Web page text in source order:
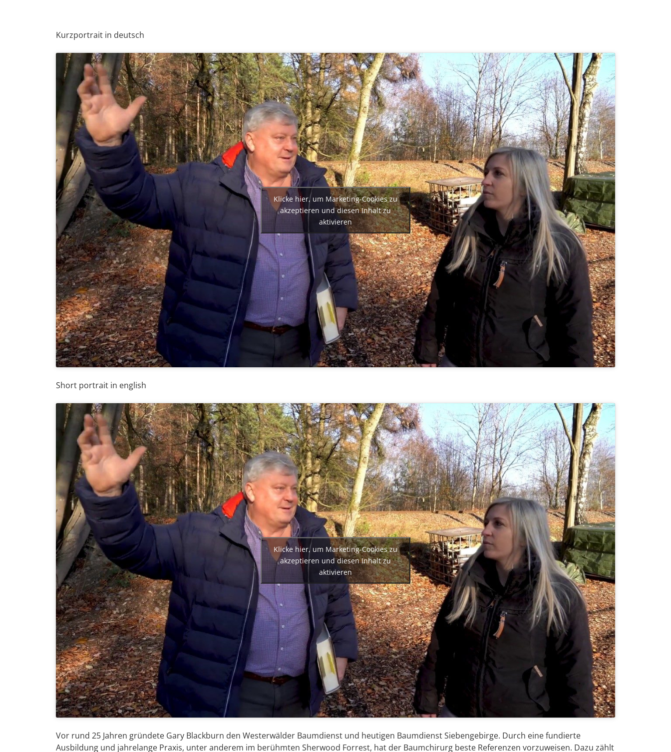
Kurzportrait in deutsch
Klicke hier, um Marketing-Cookies zu
akzeptieren und diesen Inhalt zu
aktivieren
Short portrait in english
Klicke hier, um Marketing-Cookies zu
akzeptieren und diesen Inhalt zu
aktivieren
Vor rund 25 Jahren gründete Gary Blackburn den Westerwälder Baumdienst und heutigen Baumdienst Siebengebirge. Durch eine fundierte
Ausbildung und jahrelange Praxis, unter anderem im berühmten Sherwood Forrest, hat der Baumchirurg beste Referenzen vorzuweisen. Dazu zählt